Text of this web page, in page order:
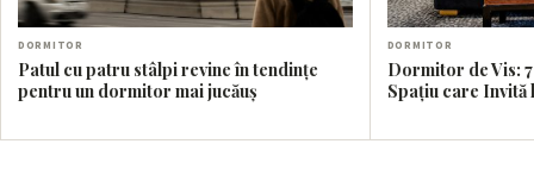
DORMITOR
Patul cu patru stâlpi revine în tendințe
pentru un dormitor mai jucăuș
DORMITOR
Dormitor de Vis:
Spațiu care Invită